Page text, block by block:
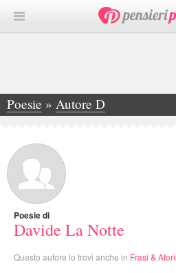
Poesie » Autore D
»Davide La Notte
Poesie di
Davide La Notte
Questo autore lo trovi anche in Frasi &